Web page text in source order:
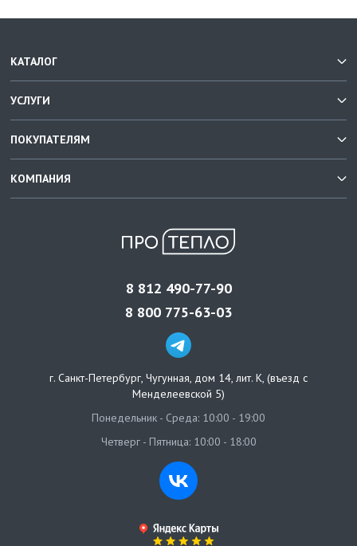
КАТАЛОГ
УСЛУГИ
ПОКУПАТЕЛЯМ
КОМПАНИЯ
8 812 490-77-90
8 800 775-63-03
г. Санкт-Петербург, Чугунная, дом 14, лит. К, (въезд с
Менделеевской 5)
Понедельник - Среда: 10:00 - 19:00
Четверг - Пятница: 10:00 - 18:00